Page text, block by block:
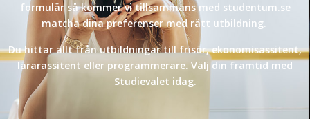
formulär så kommer vi tillsammans med studentum.se
matcha dina preferenser med rätt utbildning.
Du hittar allt från utbildningar till frisör, ekonomisassitent,
lärarassitent eller programmerare. Välj din framtid med
Studievalet idag.